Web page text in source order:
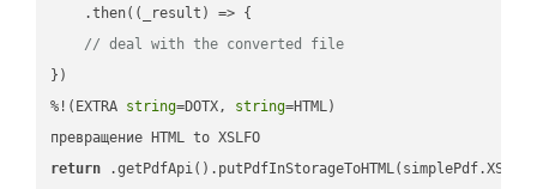
    .then(
( _result ) => {
// deal with the converted file
})
%!(EXTRA string=DOTX, string=HTML)
return